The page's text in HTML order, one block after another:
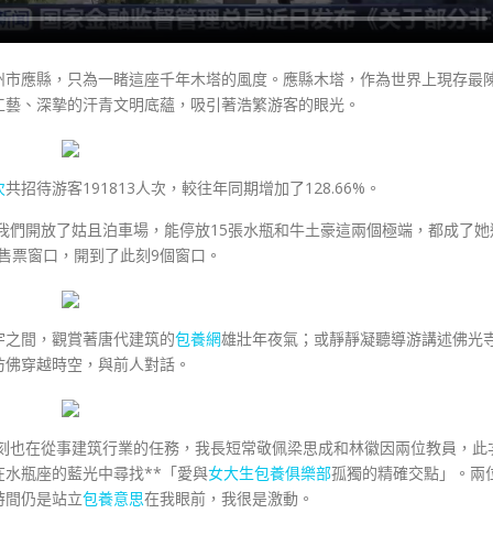
應縣，只為一睹這座千年木塔的風度。應縣木塔，作為世界上現存最
、深摯的汗青文明底蘊，吸引著浩繁游客的眼光。
共招待游客191813人次，較往年同期增加了128.66%。
開放了姑且泊車場，能停放15張水瓶和牛土豪這兩個極端，都成了
票窗口，開到了此刻9個窗口。
間，觀賞著唐代建筑的包養網雄壯年夜氣；或靜靜凝聽導游講述佛光
穿越時空，與前人對話。
在從事建筑行業的任務，我長短常敬佩梁思成和林徽因兩位教員，此
水瓶座的藍光中尋找**「愛與女大生包養俱樂部孤獨的精確交點」。兩
仍是站立包養意思在我眼前，我很是激動。